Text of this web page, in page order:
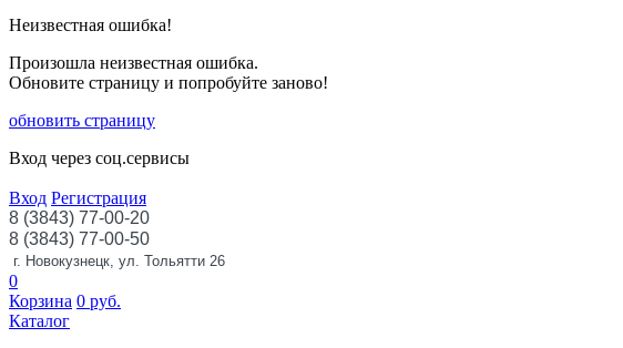
Неизвестная ошибка!
Произошла неизвестная ошибка.
Обновите страницу и попробуйте заново!
обновить страницу
Вход через соц.сервисы
Вход Регистрация
8 (3843) 77-00-20
8 (3843) 77-00-50
г. Новокузнецк, ул. Тольятти 26
0
Корзина 0 руб.
Каталог